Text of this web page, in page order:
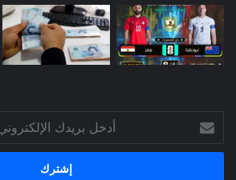
بريدك
الإلكتروني